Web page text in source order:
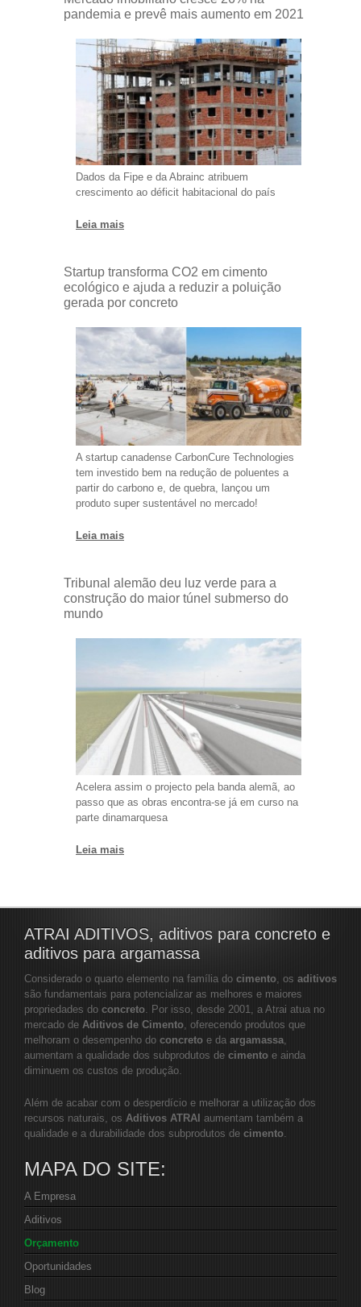
pandemia e prevê mais aumento em 2021
Dados da Fipe e da Abrainc atribuem
crescimento ao déficit habitacional do país
Leia mais
Startup transforma CO2 em cimento
ecológico e ajuda a reduzir a poluição
gerada por concreto
A startup canadense CarbonCure Technologies
tem investido bem na redução de poluentes a
partir do carbono e, de quebra, lançou um
produto super sustentável no mercado!
Leia mais
Tribunal alemão deu luz verde para a
construção do maior túnel submerso do
mundo
Acelera assim o projecto pela banda alemã, ao
passo que as obras encontra-se já em curso na
parte dinamarquesa
Leia mais
ATRAI ADITIVOS, aditivos para concreto e
aditivos para argamassa
Considerado o quarto elemento na família do cimento , os aditivos
são fundamentais para potencializar as melhores e maiores
propriedades do concreto . Por isso, desde 2001, a Atrai atua no
mercado de Aditivos de Cimento , oferecendo produtos que
melhoram o desempenho do concreto e da argamassa
aumentam a qualidade dos subprodutos de cimento e ainda
diminuem os custos de produção.
Além de acabar com o desperdício e melhorar a utilização dos
recursos naturais, os Aditivos ATRAI aumentam também a
qualidade e a durabilidade dos subprodutos de cimento
MAPA DO SITE:
A Empresa
Aditivos
Orçamento
Oportunidades
Blog